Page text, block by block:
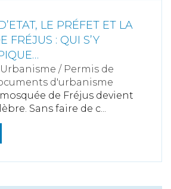
LE PRÉFET ET LA
FRÉJUS : QUI S’Y
Urbanisme / Permis de
d'urbanisme
mosquée de Fréjus devient
Sans faire de c...